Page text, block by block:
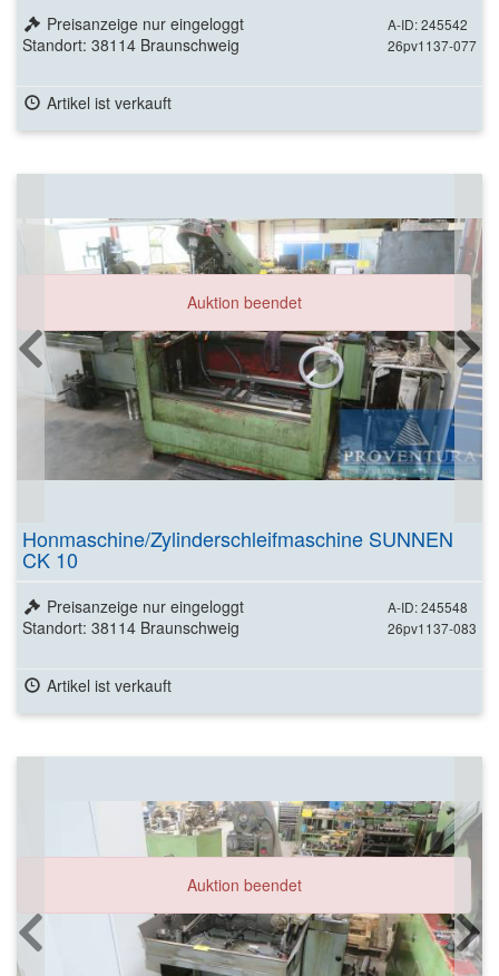
A-ID: 245542
26pv1137-077
Preisanzeige nur eingeloggt
Standort: 38114 Braunschweig
Artikel ist verkauft
Auktion beendet
Honmaschine/Zylinderschleifmaschine SUNNEN
CK 10
A-ID: 245548
26pv1137-083
Preisanzeige nur eingeloggt
Standort: 38114 Braunschweig
Artikel ist verkauft
Auktion beendet